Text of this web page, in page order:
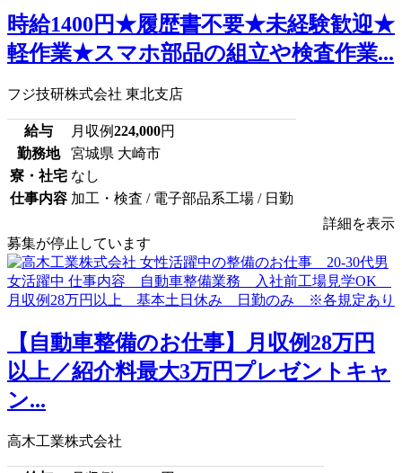
時給1400円★履歴書不要★未経験歓迎★
軽作業★スマホ部品の組立や検査作業...
フジ技研株式会社 東北支店
給与 月収例224,000円
勤務地
宮城県 大崎市
寮・社宅 なし
仕事内容 加工・検査 / 電子部品系工場 / 日勤
詳細を表示
募集が停止しています
【自動車整備のお仕事】月収例28万円
以上／紹介料最大3万円プレゼントキャ
ン...
高木工業株式会社